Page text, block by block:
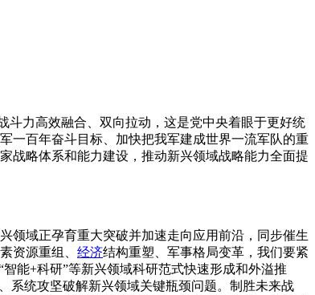
斗力高效融合、双向拉动，这是党中央着眼于更好统
一百年奋斗目标、加快把我军建成世界一流军队的重
战略体系和能力建设，推动新兴领域战略能力全面提
领域正孕育重大突破并加速走向应用前沿，同步催生
资源重组、 经济结构重塑、军事格局变革，我们要紧
智能+科研”等新兴领域科研范式快速形成和外溢推
系统攻坚破解新兴领域关键瓶颈问题。制胜未来战